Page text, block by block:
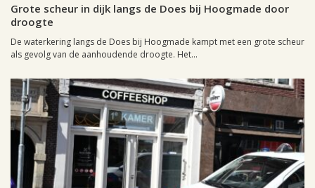
Grote scheur in dijk langs de Does bij Hoogmade door
droogte
De waterkering langs de Does bij Hoogmade kampt met een grote scheur
als gevolg van de aanhoudende droogte. Het...